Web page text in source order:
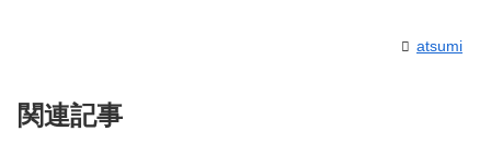
atsumi
関連記事